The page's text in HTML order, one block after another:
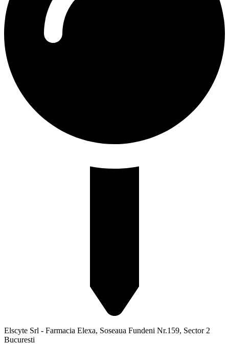
Elscyte Srl - Farmacia Elexa, Soseaua Fundeni Nr.159, Sector 2
Bucuresti